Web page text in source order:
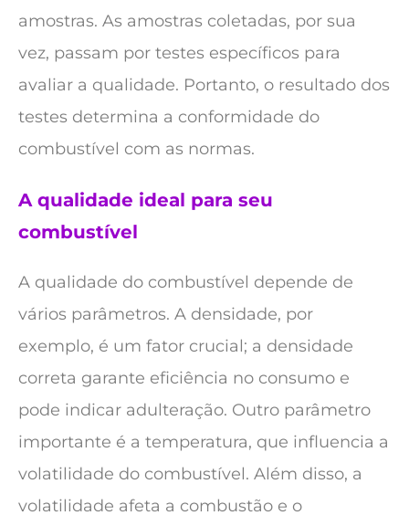
amostras. As amostras coletadas, por sua
vez, passam por testes específicos para
avaliar a qualidade. Portanto, o resultado dos
testes determina a conformidade do
combustível com as normas.
A qualidade ideal para seu
combustível
A qualidade do combustível depende de
vários parâmetros. A densidade, por
exemplo, é um fator crucial; a densidade
correta garante eficiência no consumo e
pode indicar adulteração. Outro parâmetro
importante é a temperatura, que influencia a
volatilidade do combustível. Além disso, a
volatilidade afeta a combustão e o